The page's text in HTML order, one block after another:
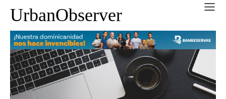
UrbanObserver